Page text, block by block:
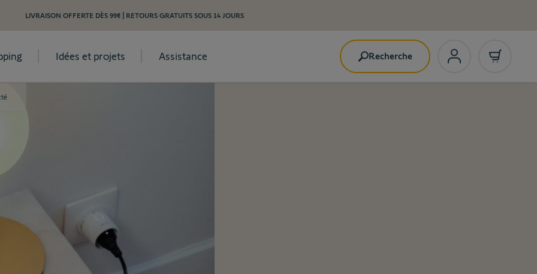
LIVRAISON OFFERTE DÈS 99€ | RETOURS GRATUITS SOUS 14 JOURS
Idées et projets Assistance Recherche